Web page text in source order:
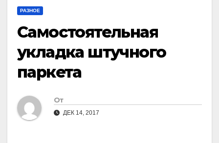
РАЗНОЕ
Самостоятельная
укладка штучного
паркета
От
ДЕК 14, 2017